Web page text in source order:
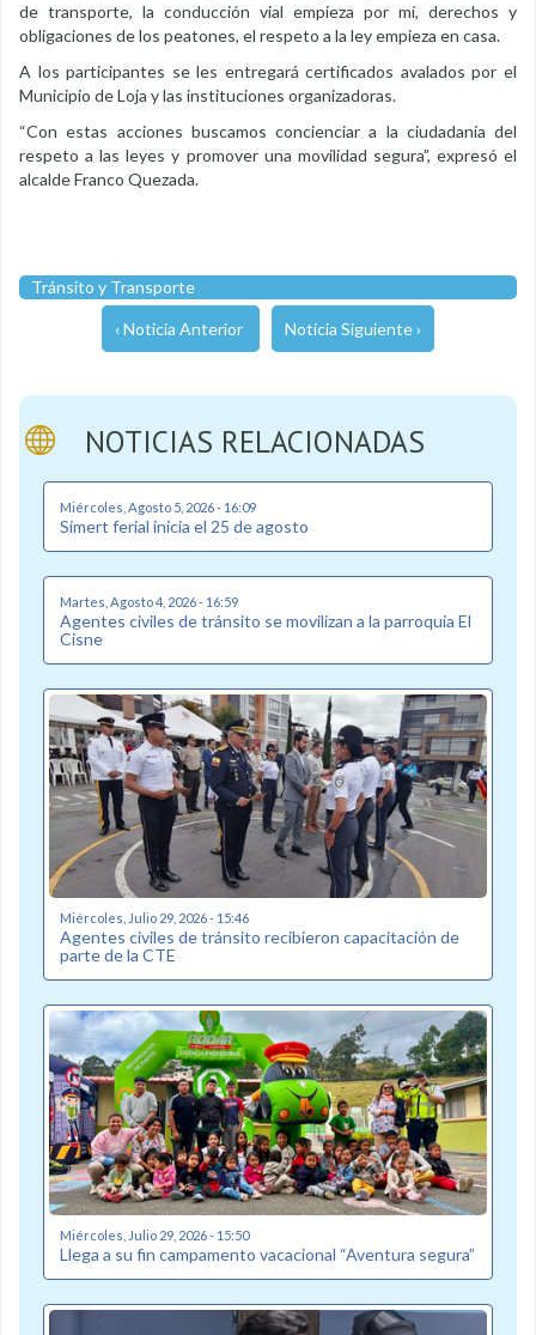
de transporte, la conducción vial empieza por mí, derechos y
obligaciones de los peatones, el respeto a la ley empieza en casa.
A los participantes se les entregará certificados avalados por el
Municipio de Loja y las instituciones organizadoras.
“Con estas acciones buscamos concienciar a la ciudadanía del
respeto a las leyes y promover una movilidad segura”, expresó el
alcalde Franco Quezada.
Tránsito y Transporte
‹ Noticia Anterior Noticia Siguiente ›
NOTICIAS RELACIONADAS
Miércoles, Agosto 5, 2026 - 16:09
Simert ferial inicia el 25 de agosto
Martes, Agosto 4, 2026 - 16:59
Agentes civiles de tránsito se movilizan a la parroquia El
Cisne
Miércoles, Julio 29, 2026 - 15:46
Agentes civiles de tránsito recibieron capacitación de
parte de la CTE
Miércoles, Julio 29, 2026 - 15:50
Llega a su fin campamento vacacional “Aventura segura”